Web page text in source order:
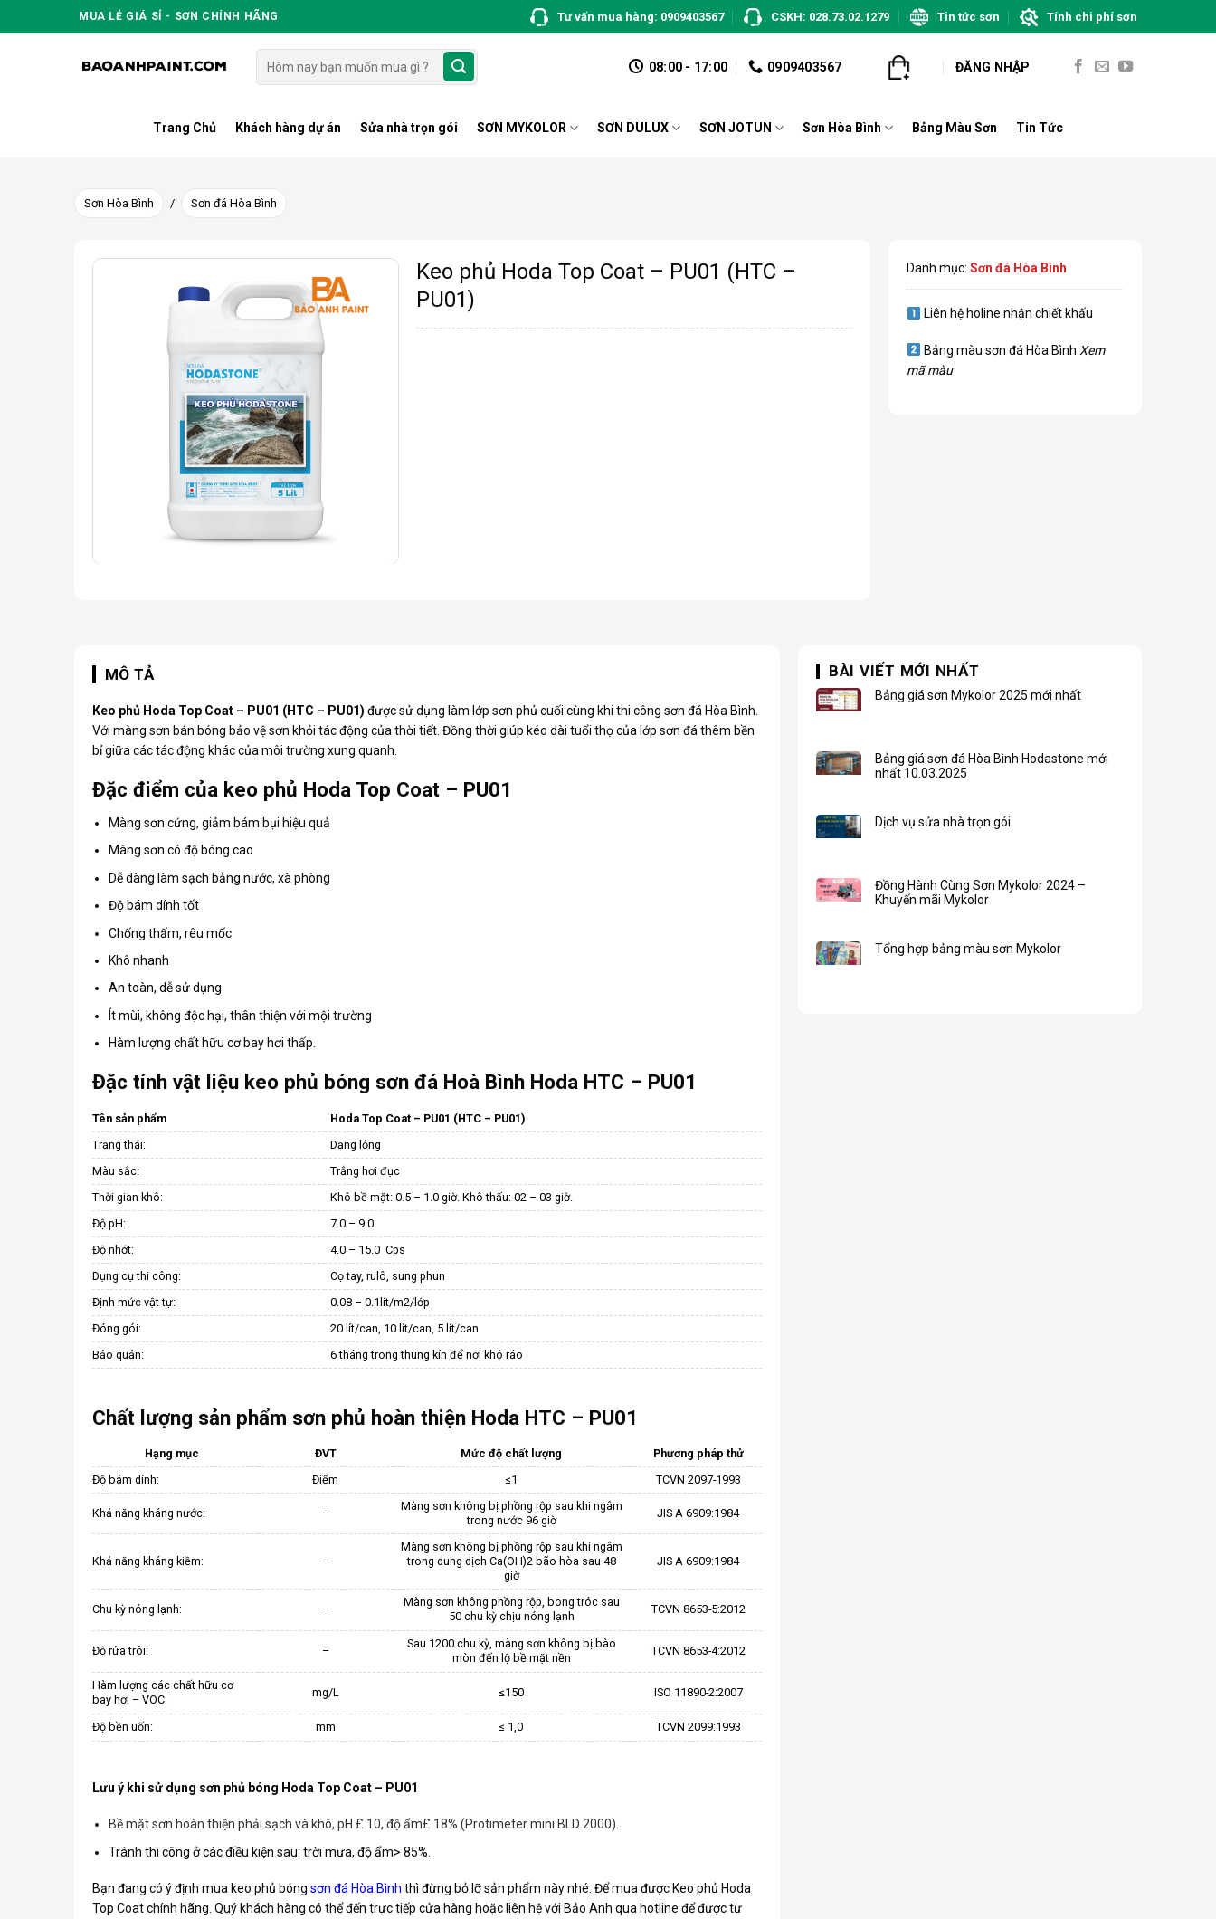
to
MUA LẺ GIÁ SỈ - SƠN CHÍNH HÃNG Tư vấn mua hàng: 0909403567 CSKH: 028.73.02.1279 Tin tức sơn Tính chi phí sơn
Tìm
kiếm:
08:00 - 17:00 0909403567 ĐĂNG NHẬP
Trang Chủ Khách hàng dự án Sửa nhà trọn gói SƠN MYKOLOR SƠN DULUX SƠN JOTUN Sơn Hòa Bình Bảng Màu Sơn Tin Tức
Sơn Hòa Bình / Sơn đá Hòa Bình
Keo phủ Hoda Top Coat – PU01 (HTC –
PU01)
Danh mục: Sơn đá Hòa Bình
Liên hệ holine nhận chiết khấu
Bảng màu sơn đá Hòa Bình Xem
mã màu
MÔ TẢ
Keo phủ Hoda Top Coat – PU01 (HTC – PU01) được sử dụng làm lớp sơn phủ cuối cùng khi thi công sơn đá Hòa Bình.
Với màng sơn bán bóng bảo vệ sơn khỏi tác động của thời tiết. Đồng thời giúp kéo dài tuổi thọ của lớp sơn đá thêm bền
bỉ giữa các tác động khác của môi trường xung quanh.
Đặc điểm của keo phủ Hoda Top Coat – PU01
Màng sơn cứng, giảm bám bụi hiệu quả
Màng sơn có độ bóng cao
Dễ dàng làm sạch bằng nước, xà phòng
Độ bám dính tốt
Chống thấm, rêu mốc
Khô nhanh
An toàn, dễ sử dụng
Ít mùi, không độc hại, thân thiện với mội trường
Hàm lượng chất hữu cơ bay hơi thấp.
Đặc tính vật liệu keo phủ bóng sơn đá Hoà Bình Hoda HTC – PU01
Tên sản phẩm
Hoda Top Coat – PU01 (HTC – PU01)
Trạng thái:
Dạng lỏng
Màu sắc:
Trắng hơi đục
Thời gian khô:
Khô bề mặt: 0.5 – 1.0 giờ. Khô thấu: 02 – 03 giờ.
Độ pH:
7.0 – 9.0
Độ nhớt:
4.0 – 15.0 Cps
Dụng cụ thi công:
Cọ tay, rulô, sung phun
Định mức vật tự:
0.08 – 0.1lít/m2/lớp
Đóng gói:
20 lít/can, 10 lít/can, 5 lít/can
Bảo quản:
6 tháng trong thùng kín để nơi khô ráo
Chất lượng sản phẩm sơn phủ hoàn thiện Hoda HTC – PU01
Hạng mục ĐVT Mức độ chất lượng
Phương pháp thử
Độ bám dính:
Điểm ≤1 TCVN 2097-1993
Khả năng kháng nước: –
Màng sơn không bị phồng rộp sau khi ngâm
trong nước 96 giờ
JIS A 6909:1984
Khả năng kháng kiềm: –
Màng sơn không bị phồng rộp sau khi ngâm
trong dung dịch Ca(OH)2 bão hòa sau 48
giờ
JIS A 6909:1984
Chu kỳ nóng lạnh: –
Màng sơn không phồng rộp, bong tróc sau
50 chu kỳ chịu nóng lạnh
TCVN 8653-5:2012
Độ rửa trôi: –
Sau 1200 chu kỳ, màng sơn không bị bào
mòn đến lộ bề mặt nền
TCVN 8653-4:2012
Hàm lượng các chất hữu cơ
bay hơi – VOC:
mg/L ≤150 ISO 11890-2:2007
Độ bền uốn: mm ≤ 1,0 TCVN 2099:1993
Lưu ý khi sử dụng sơn phủ bóng Hoda Top Coat – PU01
Bề mặt sơn hoàn thiện phải sạch và khô, pH £ 10, độ ẩm£ 18% (Protimeter mini BLD 2000).
Tránh thi công ở các điều kiện sau: trời mưa, độ ẩm> 85%.
Bạn đang có ý định mua keo phủ bóng sơn đá Hòa Bình thì đừng bỏ lỡ sản phẩm này nhé. Để mua được Keo phủ Hoda
Top Coat chính hãng. Quý khách hàng có thể đến trực tiếp cửa hàng hoặc liên hệ với Bảo Anh qua hotline để được tư
BÀI VIẾT MỚI NHẤT
Bảng giá sơn Mykolor 2025 mới nhất
Bảng giá sơn đá Hòa Bình Hodastone mới
nhất 10.03.2025
Dịch vụ sửa nhà trọn gói
Đồng Hành Cùng Sơn Mykolor 2024 –
Khuyến mãi Mykolor
Tổng hợp bảng màu sơn Mykolor